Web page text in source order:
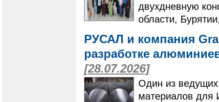
двухдневную
области,
РУСАЛ и компания
разработке
[28.07.2026]
Один из ведущих
материалов для